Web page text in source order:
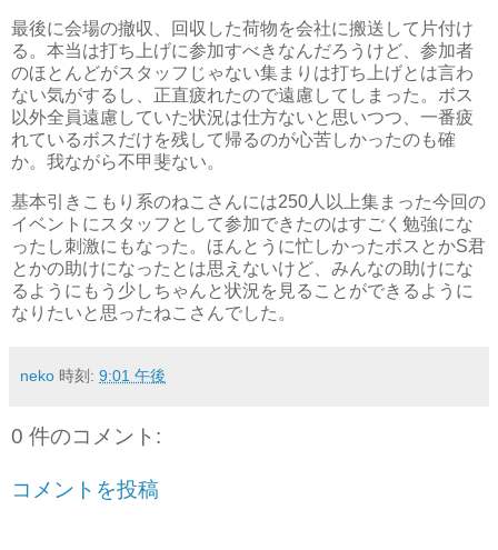
最後に会場の撤収、回収した荷物を会社に搬送して片付け
る。本当は打ち上げに参加すべきなんだろうけど、参加者
のほとんどがスタッフじゃない集まりは打ち上げとは言わ
ない気がするし、正直疲れたので遠慮してしまった。ボス
以外全員遠慮していた状況は仕方ないと思いつつ、一番疲
れているボスだけを残して帰るのが心苦しかったのも確
か。我ながら不甲斐ない。
基本引きこもり系のねこさんには250人以上集まった今回の
イベントにスタッフとして参加できたのはすごく勉強にな
ったし刺激にもなった。ほんとうに忙しかったボスとかS君
とかの助けになったとは思えないけど、みんなの助けにな
るようにもう少しちゃんと状況を見ることができるように
なりたいと思ったねこさんでした。
neko 時刻: 9:01 午後
0 件のコメント:
コメントを投稿